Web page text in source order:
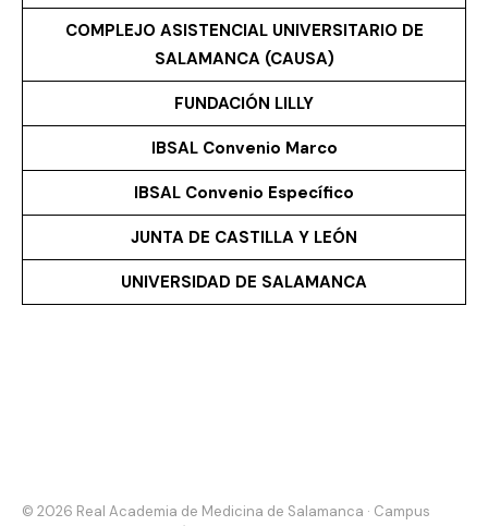
COMPLEJO ASISTENCIAL UNIVERSITARIO DE
SALAMANCA (CAUSA)
FUNDACIÓN LILLY
IBSAL Convenio Marco
IBSAL Convenio Específico
JUNTA DE CASTILLA Y LEÓN
UNIVERSIDAD DE SALAMANCA
© 2026 Real Academia de Medicina de Salamanca · Campus